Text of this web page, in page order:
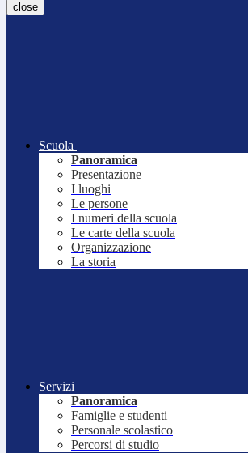
close
Scuola
Panoramica
Presentazione
I luoghi
Le persone
I numeri della scuola
Le carte della scuola
Organizzazione
La storia
Servizi
Panoramica
Famiglie e studenti
Personale scolastico
Percorsi di studio